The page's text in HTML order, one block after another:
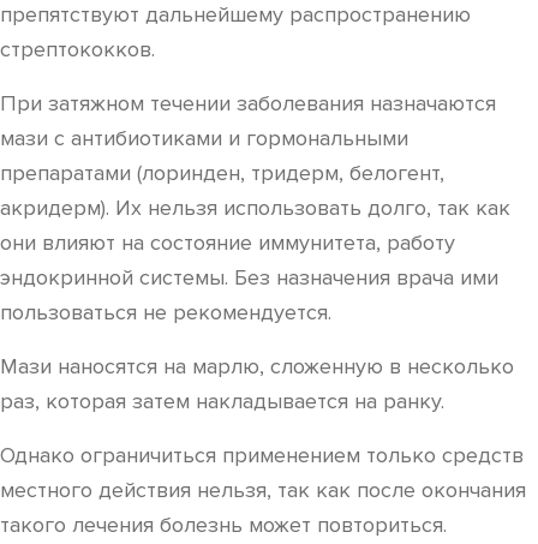
препятствуют дальнейшему распространению
стрептококков.
При затяжном течении заболевания назначаются
мази с антибиотиками и гормональными
препаратами (лоринден, тридерм, белогент,
акридерм). Их нельзя использовать долго, так как
они влияют на состояние иммунитета, работу
эндокринной системы. Без назначения врача ими
пользоваться не рекомендуется.
Мази наносятся на марлю, сложенную в несколько
раз, которая затем накладывается на ранку.
Однако ограничиться применением только средств
местного действия нельзя, так как после окончания
такого лечения болезнь может повториться.